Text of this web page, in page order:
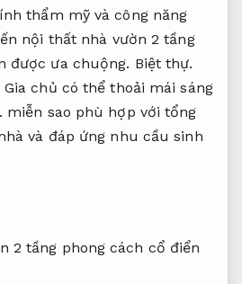
thẩm mỹ và công năng
nội thất nhà vườn 2 tầng
được ưa chuộng. Biệt thự.
Gia chủ có thể thoải mái sáng
miễn sao phù hợp với tổng
và đáp ứng nhu cầu sinh